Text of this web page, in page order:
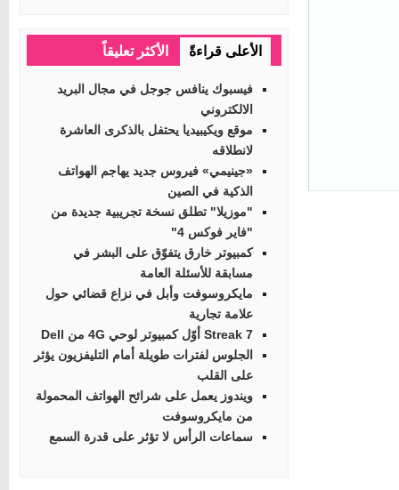
الأعلى قراءةً الأكثر تعليقاً
فيسبوك ينافس جوجل في مجال البريد
الالكتروني
موقع ويكيبيديا يحتفل بالذكرى العاشرة
لانطلاقه
«جينيمي» فيروس جديد يهاجم الهواتف
الذكية في الصين
"موزيلا" تطلق نسخة تجريبية جديدة من
"فاير فوكس 4"
كمبيوتر خارق يتفوّق على البشر في
مسابقة للأسئلة العامة
مايكروسوفت وأبل في نزاع قضائي حول
علامة تجارية
Streak 7 أوّل كمبيوتر لوحي 4G من Dell
الجلوس لفترات طويلة أمام التليفزيون يؤثر
على القلب
ويندوز يعمل على شرائح الهواتف المحمولة
من مايكروسوفت
سماعات الرأس لا تؤثر على قدرة السمع